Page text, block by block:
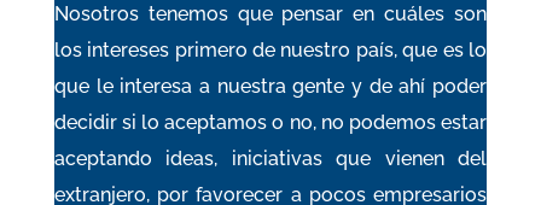
Nosotros tenemos que pensar en cuáles son
los intereses primero de nuestro país, que es lo
que le interesa a nuestra gente y de ahí poder
decidir si lo aceptamos o no, no podemos estar
aceptando ideas, iniciativas que vienen del
extranjero, por favorecer a pocos empresarios